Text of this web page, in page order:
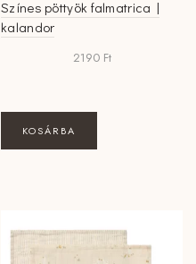
Színes pöttyök falmatrica |
kalandor
2190 Ft
KOSÁRBA